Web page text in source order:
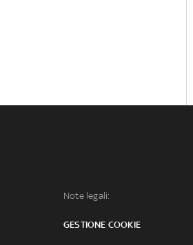
Note legali:
GESTIONE COOKIE